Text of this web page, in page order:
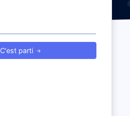
C'est parti